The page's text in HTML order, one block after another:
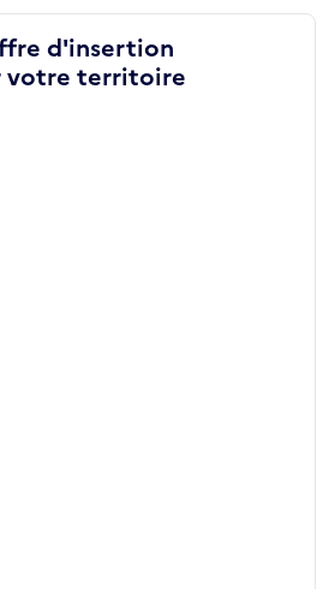
d'insertion
votre territoire